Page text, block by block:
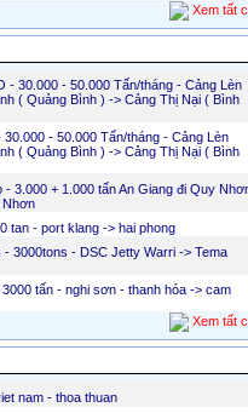
Xem tất
- 30.000 - 50.000 Tấn/tháng - Cảng Lèn
( Quảng Bình ) -> Cảng Thị Nại ( Bình
30.000 - 50.000 Tấn/tháng - Cảng Lèn
( Quảng Bình ) -> Cảng Thị Nại ( Bình
- 3.000 + 1.000 tấn An Giang đi Quy
Nhơn
tan - port klang -> hai phong
- 3000tons - DSC Jetty Warri -> Tema
tấn - nghi sơn - thanh hóa -> cam
Xem tất
nam - thoa thuan